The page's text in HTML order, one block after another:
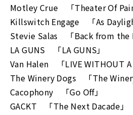
Motley Crue 「Theater Of Pain
Killswitch Engage 「As
Stevie Salas 「Back from the
LA GUNS 「LA GUNS」
Van Halen 「LIVE WITHOUT A
The Winery Dogs 「The
Cacophony 「Go Off」
GACKT 「The Next Dacade」